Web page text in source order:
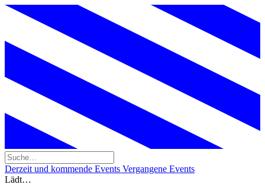
Derzeit und kommende Events Vergangene Events
Lädt…